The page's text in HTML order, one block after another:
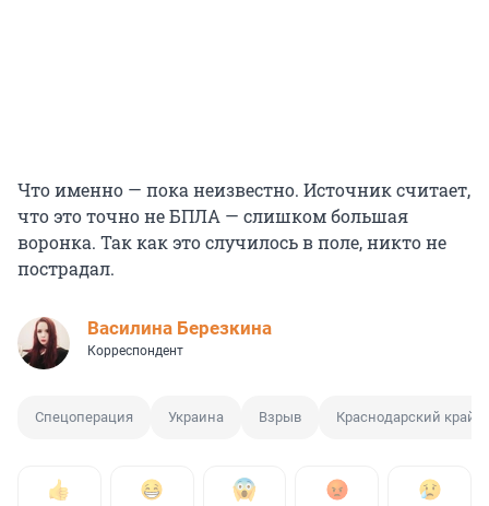
Что именно — пока неизвестно. Источник считает,
что это точно не БПЛА — слишком большая
воронка. Так как это случилось в поле, никто не
пострадал.
Василина Березкина
Корреспондент
Спецоперация Украина Взрыв Краснодарский край